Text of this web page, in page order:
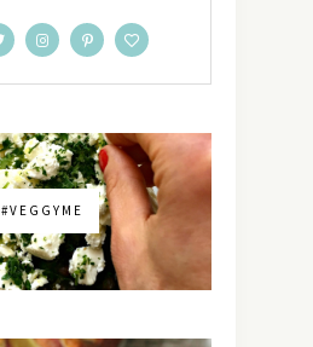
#VEGGYME